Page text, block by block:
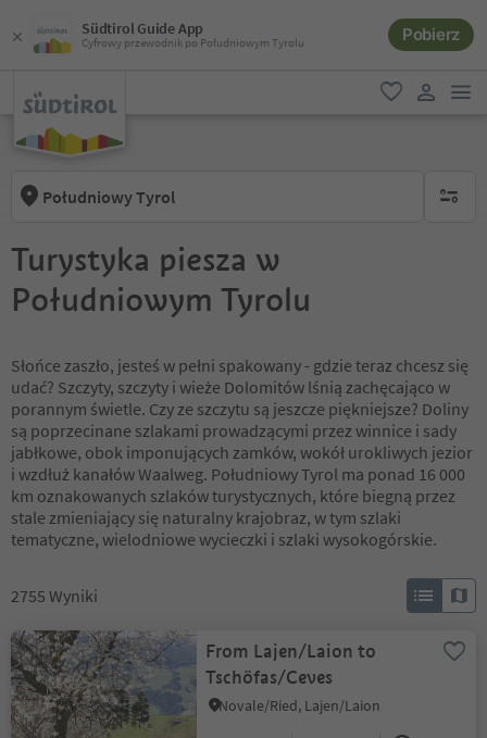
Südtirol Guide App
Cyfrowy przewodnik po Południowym Tyrolu Pobierz
ulubione
Południowy Tyrol brak
Turystyka piesza w
Południowym Tyrolu
Słońce zaszło, jesteś w pełni spakowany - gdzie teraz chcesz się
udać? Szczyty, szczyty i wieże Dolomitów lśnią zachęcająco w
porannym świetle. Czy ze szczytu są jeszcze piękniejsze? Doliny
są poprzecinane szlakami prowadzącymi przez winnice i sady
jabłkowe, obok imponujących zamków, wokół urokliwych jezior
i wzdłuż kanałów Waalweg. Południowy Tyrol ma ponad 16 000
km oznakowanych szlaków turystycznych, które biegną przez
stale zmieniający się naturalny krajobraz, w tym szlaki
tematyczne, wielodniowe wycieczki i szlaki wysokogórskie.
2755 Wyniki
From Lajen/Laion to
Tschöfas/Ceves
Novale/Ried, Lajen/Laion